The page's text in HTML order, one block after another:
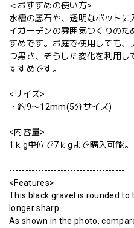
＜おすすめの使い方>
水槽の底石や、透明なポット
イガーデンの雰囲気つくりの
すめです。お庭で使用しても
つ黒さ、そうした変化を利用
すすめです。
<サイズ>
・約9〜12mm(5分サイズ)
<内容量>
1ｋg単位で7ｋgまで購入可能。
------------------------------------
<Features>
This black gravel is rounded
longer sharp.
As shown in the photo,